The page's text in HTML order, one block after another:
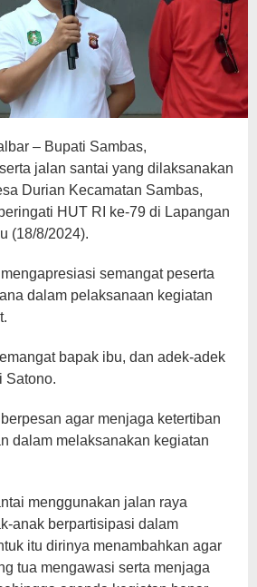
– Bupati Sambas,
jalan santai yang dilaksanakan
Durian Kecamatan Sambas,
HUT RI ke-79 di Lapangan
(18/8/2024).
semangat peserta
dalam pelaksanaan kegiatan
bapak ibu, dan adek-adek
Satono.
agar menjaga ketertiban
dalam melaksanakan kegiatan
menggunakan jalan raya
anak berpartisipasi dalam
itu dirinya menambahkan agar
tua mengawasi serta menjaga